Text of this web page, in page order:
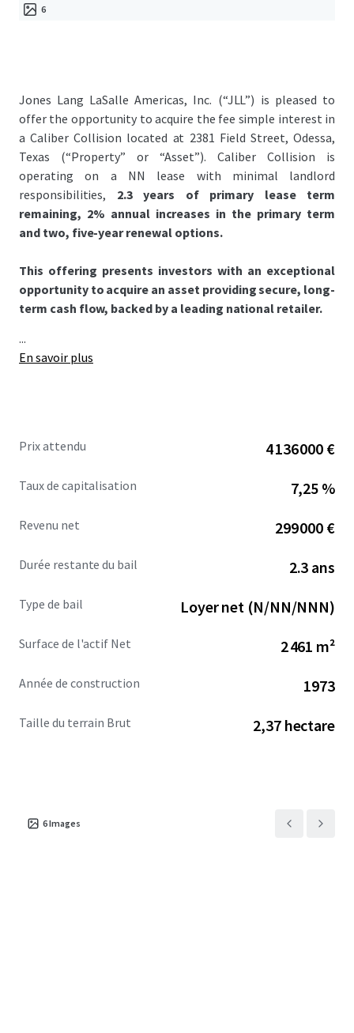
6
Jones Lang LaSalle Americas, Inc. (“JLL”) is pleased to
offer the opportunity to acquire the fee simple interest in
a Caliber Collision located at 2381 Field Street, Odessa,
Texas (“Property” or “Asset”). Caliber Collision is
operating on a NN lease with minimal landlord
responsibilities, 2.3 years of primary lease term
remaining, 2% annual increases in the primary term
and two, five-year renewal options.
This offering presents investors with an exceptional
opportunity to acquire an asset providing secure, long-
term cash flow, backed by a leading national retailer.
...
En savoir plus
Prix attendu 4 136 000 €
Taux de capitalisation 7,25 %
Revenu net 299 000 €
Durée restante du bail 2.3 ans
Type de bail Loyer net (N/NN/NNN)
Surface de l'actif Net 2 461 m²
Année de construction 1973
Taille du terrain Brut 2,37 hectare
6Images